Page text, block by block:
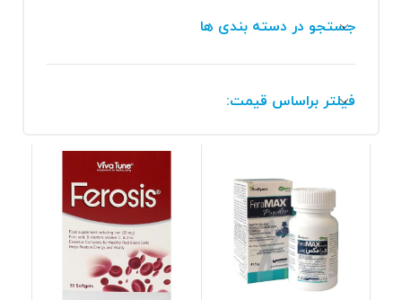
جستجو در دسته بندی ها
فیلتر براساس قیمت: